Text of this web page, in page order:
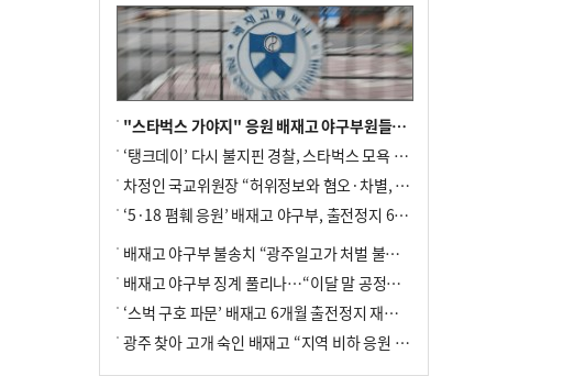
"스타벅스 가야지" 응원 배재고 야구부원들, 학교서 징계 처분
‘탱크데이’ 다시 불지핀 경찰, 스타벅스 모욕 혐의 압수수색
차정인 국교위원장 “허위정보와 혐오·차별, 학교 교실까지 유입"
‘5·18 폄훼 응원’ 배재고 야구부, 출전정지 6개월→1개월 감경
배재고 야구부 불송치 “광주일고가 처벌 불원 의사 표해”
배재고 야구부 징계 풀리나…“이달 말 공정위서 재심의”
‘스벅 구호 파문’ 배재고 6개월 출전정지 재심 신청키로
광주 찾아 고개 숙인 배재고 “지역 비하 응원 잘못”(종합)